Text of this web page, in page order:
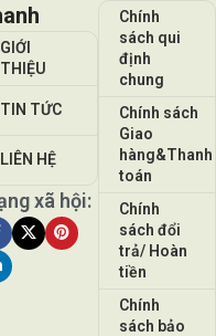
GIỚI
THIỆU
TIN TỨC
LIÊN HỆ
xã hội:
Chính
sách qui
định
chung
Chính sách
Giao
hàng&Thanh
toán
Chính
sách đổi
trả/ Hoàn
tiền
Chính
sách bảo